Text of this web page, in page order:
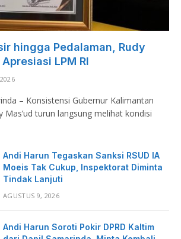
hingga Pedalaman, Rudy
LPM RI
– Konsistensi Gubernur Kalimantan
Mas’ud turun langsung melihat kondisi
Andi Harun Tegaskan Sanksi RSUD IA
Moeis Tak Cukup, Inspektorat Diminta
Tindak Lanjuti
AGUSTUS 9, 2026
Andi Harun Soroti Pokir DPRD Kaltim